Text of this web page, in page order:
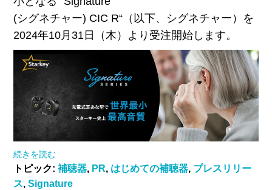
(シグネチャー) CIC R“（以下、シグネチャー）を
2024年10月 31 日（木）より受注開始します。
続きを読む
トピック: 補聴器, PR, はじめての補聴器, プレスリリー
ス, Signature